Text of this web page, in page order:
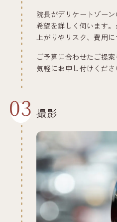
院長がデリケートゾー
希望を詳しく伺います
上がりやリスク、費用に
ご予算に合わせたご提
気軽にお申し付けくださ
03 撮影